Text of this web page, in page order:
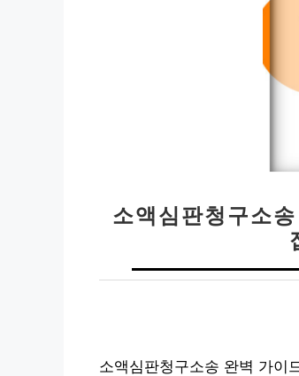
소액심판청구소
소액심판청구소송 완벽 가이